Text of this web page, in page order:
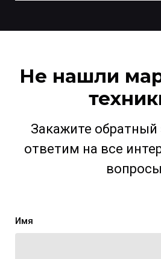
Не нашли
Закажите
ответим на все
Имя